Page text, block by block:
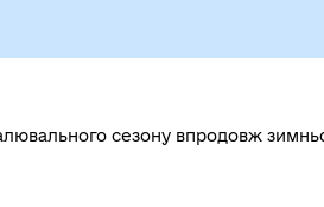
сезону впродовж